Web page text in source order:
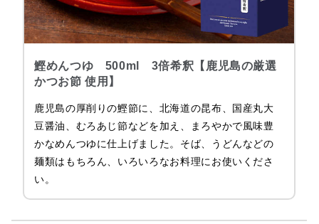
鰹めんつゆ 500ml 3倍希釈【鹿児島の厳選
かつお節 使用】
鹿児島の厚削りの鰹節に、北海道の昆布、国産丸大
豆醤油、むろあじ節などを加え、まろやかで風味豊
かなめんつゆに仕上げました。そば、うどんなどの
麺類はもちろん、いろいろなお料理にお使いくださ
い。